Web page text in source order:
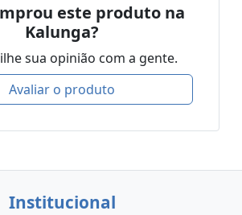
este produto na
Kalunga?
sua opinião com a gente.
Avaliar o produto
Institucional